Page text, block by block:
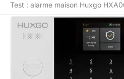
Test : alarme maison Huxgo